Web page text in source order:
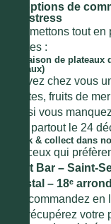
Vos options de
sans stress
Nous mettons tout
les fêtes :
1. Livraison de
Bordeaux)
Recevez chez vous
ouvertes, fruits de
Idéal si vous
courir partout le 24
2. Click & collect dans
Pour ceux qui
● P’tit Bar – Saint-
● Cristal – 18ᵉ
Vous commandez
vous récupérez